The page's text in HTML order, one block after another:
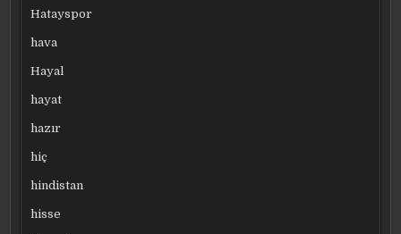
Hatayspor
hava
Hayal
hayat
hazır
hiç
hindistan
hisse